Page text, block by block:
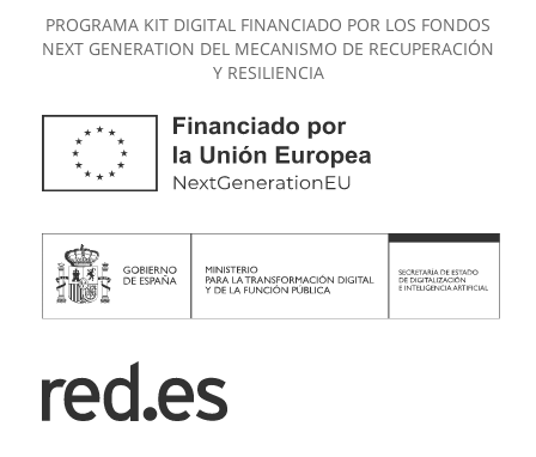
PROGRAMA KIT DIGITAL FINANCIADO POR LOS FONDOS
NEXT GENERATION DEL MECANISMO DE RECUPERACIÓN
Y RESILIENCIA